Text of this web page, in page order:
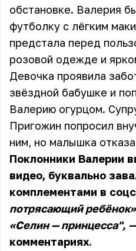
обстановке. Валерия
футболку с лёгким
предстала перед
розовой одежде и
Девочка проявила
звёздной бабушке и
Валерию огурцом.
Пригожин попросил
ним, но малышка
Поклонники Валерии
видео, буквально
комплементами в
потрясающий
«Селин — принцесса",
комментариях.